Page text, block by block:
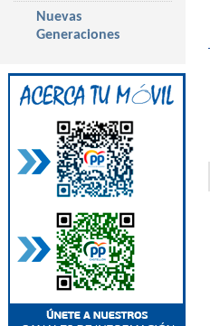
Nuevas
Generaciones